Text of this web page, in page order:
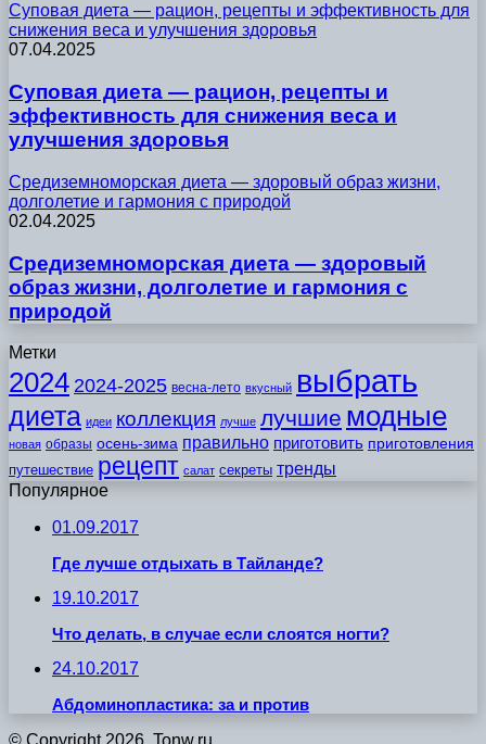
Суповая диета — рацион, рецепты и эффективность для
снижения веса и улучшения здоровья
07.04.2025
Суповая диета — рацион, рецепты и
эффективность для снижения веса и
улучшения здоровья
Средиземноморская диета — здоровый образ жизни,
долголетие и гармония с природой
02.04.2025
Средиземноморская диета — здоровый
образ жизни, долголетие и гармония с
природой
Метки
2024 2024-2025 весна-лето вкусный выбрать
диета идеи коллекция лучше лучшие модные
новая образы осень-зима правильно приготовить приготовления
путешествие рецепт салат секреты тренды
Популярное
01.09.2017
Где лучше отдыхать в Тайланде?
19.10.2017
Что делать, в случае если слоятся ногти?
24.10.2017
Абдоминопластика: за и против